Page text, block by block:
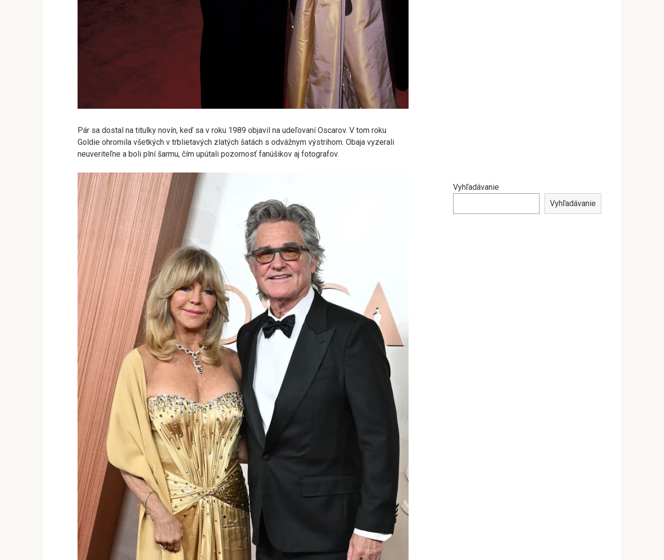
Pár sa dostal na titulky novín, keď sa v roku 1989 objavil na udeľovaní Oscarov. V tom roku
Goldie ohromila všetkých v trblietavých zlatých šatách s odvážnym výstrihom. Obaja vyzerali
neuveriteľne a boli plní šarmu, čím upútali pozornosť fanúšikov aj fotografov.
Vyhľadávanie
Vyhľadávanie